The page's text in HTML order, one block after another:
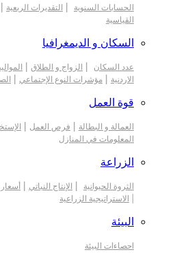
الحسابات السنوية | التقديرات الربعية |
القياسية
السكان و الديمغرافيا
عدد السكان | الزواج و الطلاق |
الاردنية | مؤشرات النوع الإجتماعي |
قوة العمل
العمالة و البطالة | فرص العمل |
المعلومات في المنازل
الزراعة
الثروة الحيوانية | الإنتاج النباتي |
| الاستراتيجية الزراعية
البيئة
احصاءات البيئة